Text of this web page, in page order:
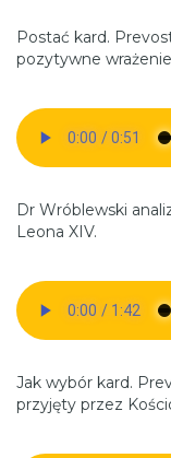
Postać kard.
pozytywne
Dr Wróblewski
Leona XIV.
Jak wybór kard.
przyjęty przez